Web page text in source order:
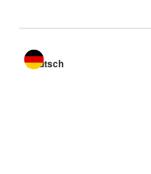
Sprache wechseln zu